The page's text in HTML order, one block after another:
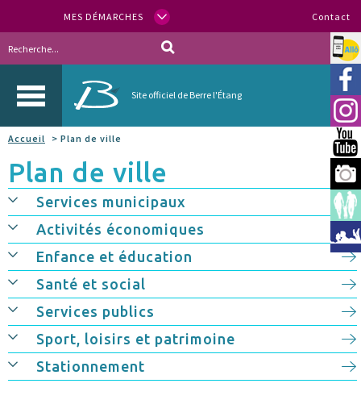
MES DÉMARCHES Contact
Site officiel de Berre l'Étang
Allo
Accueil > Plan de ville
Plan de ville
Services municipaux
Activités économiques
Enfance et éducation
Santé et social
Services publics
Sport, loisirs et patrimoine
Stationnement